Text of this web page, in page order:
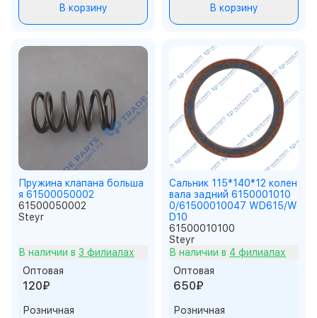
В корзину В корзину
Пружина клапана больша
я 61500050002
61500050002
Steyr
В наличии в 3 филиалах
Оптовая
120₽
Розничная
Сальник 115*140*12 колен
вала задний 6150001010
0/61500010047 WD615/W
D10
61500010100
Steyr
В наличии в 4 филиалах
Оптовая
650₽
Розничная